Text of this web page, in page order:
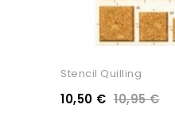
Stencil Quilling
10,50 € 10,95 €